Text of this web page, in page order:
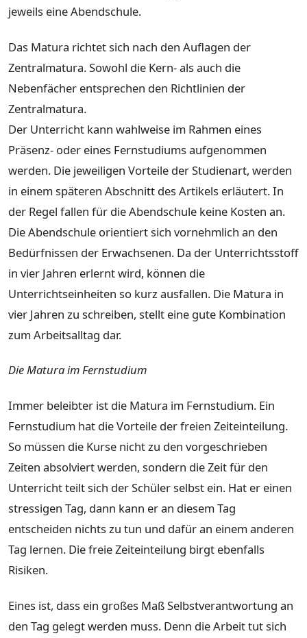
jeweils eine Abendschule.
Das Matura richtet sich nach den Auflagen der
Zentralmatura. Sowohl die Kern- als auch die
Nebenfächer entsprechen den Richtlinien der
Zentralmatura.
Der Unterricht kann wahlweise im Rahmen eines
Präsenz- oder eines Fernstudiums aufgenommen
werden. Die jeweiligen Vorteile der Studienart, werden
in einem späteren Abschnitt des Artikels erläutert. In
der Regel fallen für die Abendschule keine Kosten an.
Die Abendschule orientiert sich vornehmlich an den
Bedürfnissen der Erwachsenen. Da der Unterrichtsstoff
in vier Jahren erlernt wird, können die
Unterrichtseinheiten so kurz ausfallen. Die Matura in
vier Jahren zu schreiben, stellt eine gute Kombination
zum Arbeitsalltag dar.
Die Matura im Fernstudium
Immer beleibter ist die Matura im Fernstudium. Ein
Fernstudium hat die Vorteile der freien Zeiteinteilung.
So müssen die Kurse nicht zu den vorgeschrieben
Zeiten absolviert werden, sondern die Zeit für den
Unterricht teilt sich der Schüler selbst ein. Hat er einen
stressigen Tag, dann kann er an diesem Tag
entscheiden nichts zu tun und dafür an einem anderen
Tag lernen. Die freie Zeiteinteilung birgt ebenfalls
Risiken.
Eines ist, dass ein großes Maß Selbstverantwortung an
den Tag gelegt werden muss. Denn die Arbeit tut sich